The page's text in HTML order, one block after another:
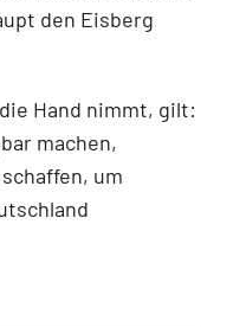
den Eisberg
Hand nimmt, gilt:
machen,
um